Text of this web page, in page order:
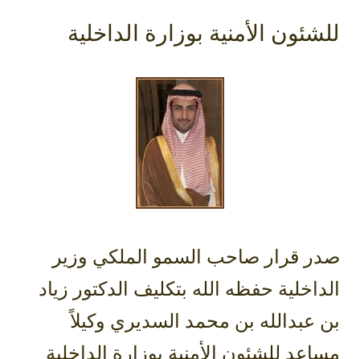
للشئون الأمنية بوزارة الداخلية
صدر قرار صاحب السمو الملكي وزير
الداخلية حفظه الله بتكليف الدكتور زياد
بن عبدالله بن محمد السديري وكيلاً
مساعد للشئون الأمنية بوزارة الداخلية